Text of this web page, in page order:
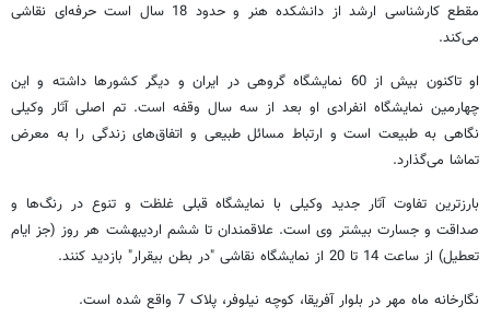
مقطع کارشناسی ارشد از دانشکده هنر و حدود 18 سال است حرفه‌ای نقاشی
می‌کند.
او تاکنون بیش از 60 نمایشگاه گروهی در ایران و دیگر کشورها داشته و این
چهارمین نمایشگاه انفرادی او بعد از سه سال وقفه است. تم اصلی آثار وکیلی
نگاهی به طبیعت است و ارتباط مسائل طبیعی و اتفاق‌های زندگی را به معرض
تماشا می‌گذارد.
بارزترین تفاوت آثار جدید وکیلی با نمایشگاه قبلی غلظت و تنوع در رنگ‌ها و
صداقت و جسارت بیشتر وی است. علاقمندان تا ششم اردیبهشت هر روز (جز ایام
تعطیل) از ساعت 14 تا 20 از نمایشگاه نقاشی "در بطن بیقرار" بازدید کنند.
نگارخانه ماه مهر در بلوار آفریقا، کوچه نیلوفر، پلاک 7 واقع شده است.